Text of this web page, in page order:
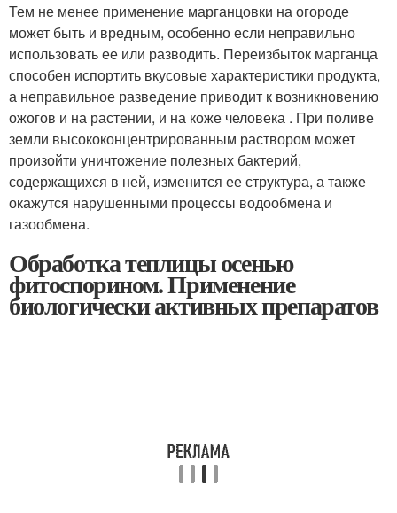
Тем не менее применение марганцовки на огороде
может быть и вредным, особенно если неправильно
использовать ее или разводить. Переизбыток марганца
способен испортить вкусовые характеристики продукта,
а неправильное разведение приводит к возникновению
ожогов и на растении, и на коже человека . При поливе
земли высококонцентрированным раствором может
произойти уничтожение полезных бактерий,
содержащихся в ней, изменится ее структура, а также
окажутся нарушенными процессы водообмена и
газообмена.
Обработка теплицы осенью
фитоспорином. Применение
биологически активных препаратов